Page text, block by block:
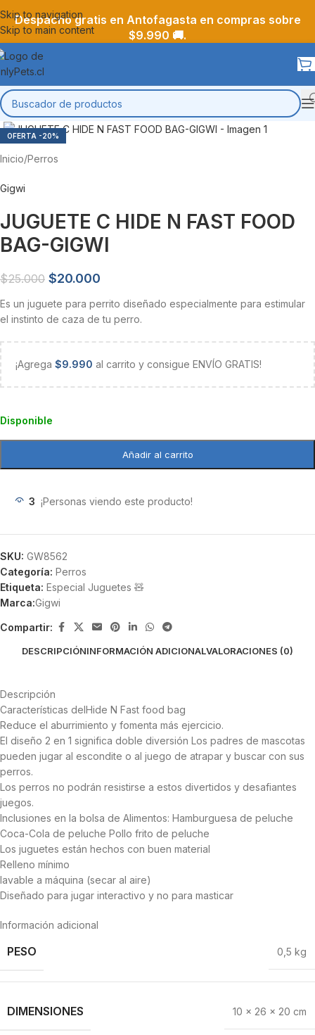
Skip to navigation
Skip to main content
Despacho gratis en Antofagasta en compras sobre
$9.990 🚚.
-20%
Inicio/Perros
Gigwi
JUGUETE C HIDE N FAST FOOD
BAG-GIGWI
$25.000 $20.000
Es un juguete para perrito diseñado especialmente para estimular
el instinto de caza de tu perro.
¡Agrega $9.990 al carrito y consigue ENVÍO GRATIS!
Disponible
Añadir al carrito
3 ¡Personas viendo este producto!
SKU: GW8562
Categoría: Perros
Etiqueta: Especial Juguetes 🧸
Marca:Gigwi
Compartir:
DESCRIPCIÓNINFORMACIÓN ADICIONALVALORACIONES (0)
Descripción
Características delHide N Fast food bag
Reduce el aburrimiento y fomenta más ejercicio.
El diseño 2 en 1 significa doble diversión Los padres de mascotas
pueden jugar al escondite o al juego de atrapar y buscar con sus
perros.
Los perros no podrán resistirse a estos divertidos y desafiantes
juegos.
Inclusiones en la bolsa de Alimentos: Hamburguesa de peluche
Coca-Cola de peluche Pollo frito de peluche
Los juguetes están hechos con buen material
Relleno mínimo
lavable a máquina (secar al aire)
Diseñado para jugar interactivo y no para masticar
Información adicional
PESO 0,5 kg
DIMENSIONES 10 × 26 × 20 cm